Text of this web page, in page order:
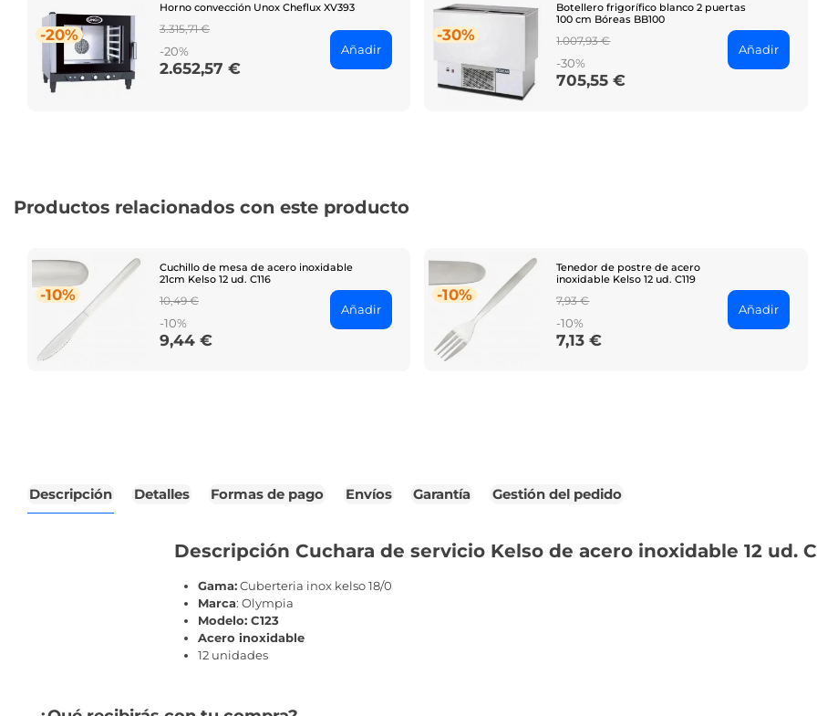
-20%
Horno convección Unox Cheflux XV393
Regular
price
3.315,71 €
-20%
Price
2.652,57 €
Añadir
-30%
Botellero frigorífico blanco 2 puertas
100 cm Bóreas BB100
Regular
price
1.007,93 €
-30%
Price
705,55 €
Añadir
Productos relacionados con este producto
-10%
Cuchillo de mesa de acero inoxidable
21cm Kelso 12 ud. C116
Regular
price
10,49 €
-10%
Price
9,44 €
Añadir
-10%
Tenedor de postre de acero
inoxidable Kelso 12 ud. C119
Regular
price
7,93 €
-10%
Price
7,13 €
Añadir
Descripción Detalles Formas de pago Envíos Garantía Gestión del pedido
Descripción Cuchara de servicio Kelso de acero inoxidable 12 ud.
Gama:Cuberteria inox kelso 18/0
Marca: Olympia
Modelo: C123
Acero inoxidable
12 unidades